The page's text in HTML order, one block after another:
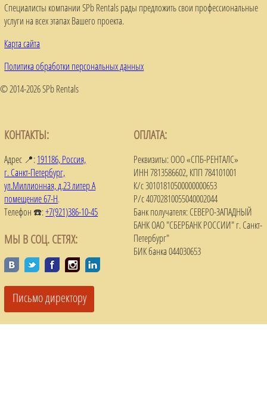
Специалисты компании SPb Rentals рады предложить свои профессиональные
услуги на всех этапах Вашего проекта.
Карта сайта
Политика обработки персональных данных
© 2014-2026 SPb Rentals
КОНТАКТЫ:
Адрес 📍:191186, Россия,
г. Санкт-Петербург,
ул.Миллионная, д.23 литер А
помещение 67-Н.
Телефон ☎️:+7(921)386-10-45
МЫ В СОЦ. СЕТЯХ:
Письмо директору
ОПЛАТА:
Реквизиты: ООО «СПБ-РЕНТАЛС»
ИНН 7813586602, КПП 784101001
К/с 30101810500000000653
Р/с 40702810055040002044
Банк получателя: СЕВЕРО-ЗАПАДНЫЙ
БАНК ОАО "СБЕРБАНК РОССИИ" г. Санкт-
Петербург"
БИК банка 044030653